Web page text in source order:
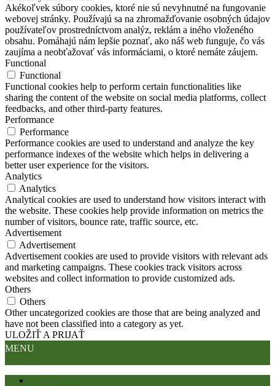
Akékoľvek súbory cookies, ktoré nie sú nevyhnutné na fungovanie
webovej stránky. Používajú sa na zhromažďovanie osobných údajov
používateľov prostredníctvom analýz, reklám a iného vloženého
obsahu. Pomáhajú nám lepšie poznať, ako náš web funguje, čo vás
zaujíma a neobťažovať vás informáciami, o ktoré nemáte záujem.
Functional
Functional
Functional cookies help to perform certain functionalities like
sharing the content of the website on social media platforms, collect
feedbacks, and other third-party features.
Performance
Performance
Performance cookies are used to understand and analyze the key
performance indexes of the website which helps in delivering a
better user experience for the visitors.
Analytics
Analytics
Analytical cookies are used to understand how visitors interact with
the website. These cookies help provide information on metrics the
number of visitors, bounce rate, traffic source, etc.
Advertisement
Advertisement
Advertisement cookies are used to provide visitors with relevant ads
and marketing campaigns. These cookies track visitors across
websites and collect information to provide customized ads.
Others
Others
Other uncategorized cookies are those that are being analyzed and
have not been classified into a category as yet.
ULOŽIŤ A PRIJAŤ
MENU